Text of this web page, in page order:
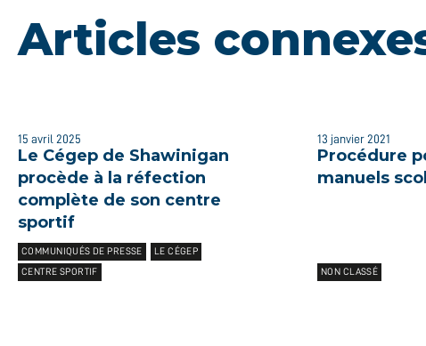
Articles
15 avril 2025
Le Cégep de Shawinigan
procède à la réfection
complète de son centre
sportif
COMMUNIQUÉS DE PRESSE LE CÉGEP
CENTRE SPORTIF
13 janvier 2021
Procédure
manuels
NON CLASSÉ